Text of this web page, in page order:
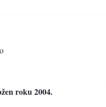
roku 2004.